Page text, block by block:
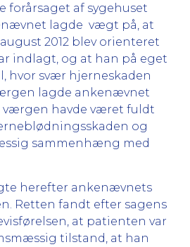
forårsaget af sygehuset
lagde vægt på, at
2012 blev orienteret
indlagt, og at han på eget
hvor svær hjerneskaden
lagde ankenævnet
havde været fuldt
og
sammenhæng med
herefter ankenævnets
Retten fandt efter sagens
at patienten var
tilstand, at han